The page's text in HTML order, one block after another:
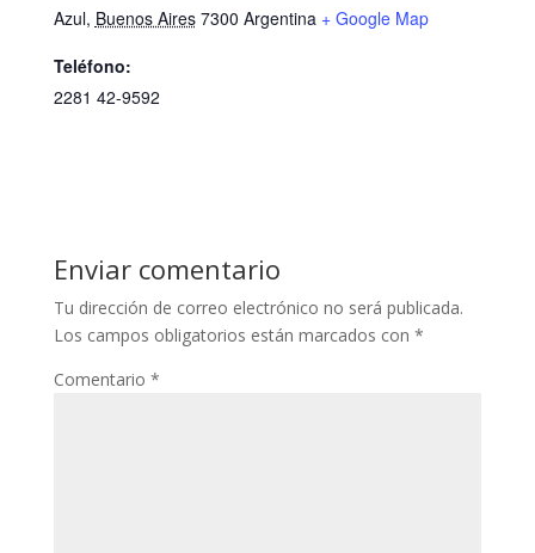
Azul, Buenos Aires 7300 Argentina + Google Map
Teléfono:
2281 42-9592
Enviar comentario
Tu dirección de correo electrónico no será publicada.
Los campos obligatorios están marcados con *
Comentario *